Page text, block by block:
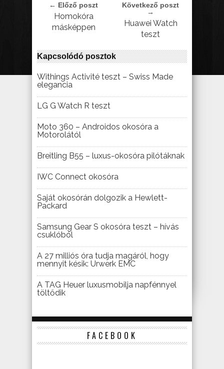
← Előző poszt
Homokóra
másképpen
Következő poszt
→
Huawei Watch
teszt
Kapcsolódó posztok
Withings Activité teszt – Swiss Made
elegancia
LG G Watch R teszt
Moto 360 – Androidos okosóra a
Motorolától
Breitling B55 – luxus-okosóra pilótáknak
IWC Connect okosóra
Saját okosórán dolgozik a Hewlett-
Packard
Samsung Gear S okosóra teszt – hívás
csuklóból
A 27 milliós óra tudja magáról, hogy
mennyit késik: Urwerk EMC
A TAG Heuer luxusmobilja napfénnyel
töltődik
FACEBOOK